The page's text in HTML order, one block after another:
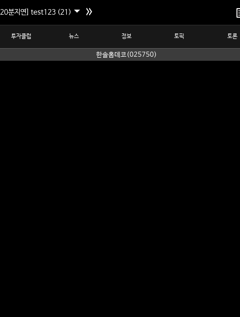
[20분지연] test123 (21)
투자클럽 뉴스 정보 토픽 토론
한솔홈데코(025750)